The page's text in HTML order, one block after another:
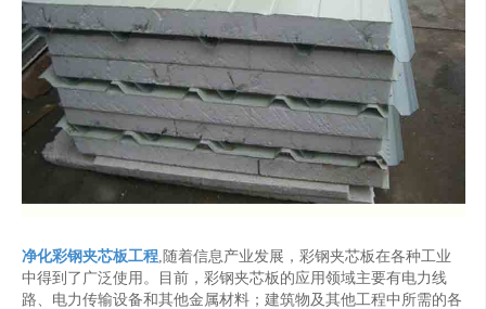
净化彩钢夹芯板工程,随着信息产业发展，彩钢夹芯板在各种工业
中得到了广泛使用。目前，彩钢夹芯板的应用领域主要有电力线
路、电力传输设备和其他金属材料；建筑物及其他工程中所需的各